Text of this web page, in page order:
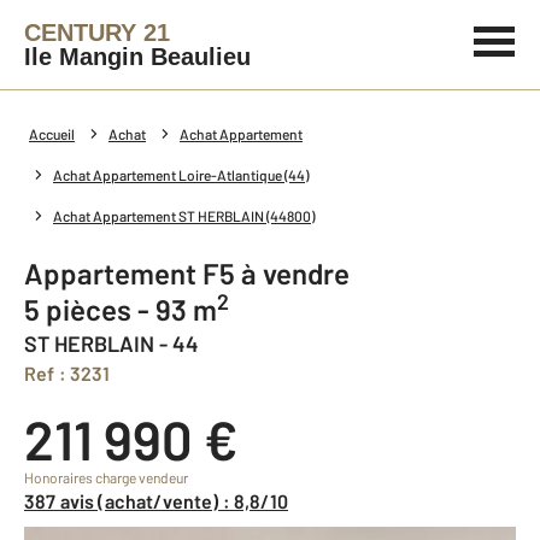
CENTURY 21
Ile Mangin Beaulieu
Accueil Achat Achat Appartement
Achat Appartement Loire-Atlantique (44)
Achat Appartement ST HERBLAIN (44800)
Appartement F5 à vendre
5 pièces - 93 m2
ST HERBLAIN - 44
Ref : 3231
211 990 €
Honoraires charge vendeur
387 avis (achat/vente) : 8,8/10